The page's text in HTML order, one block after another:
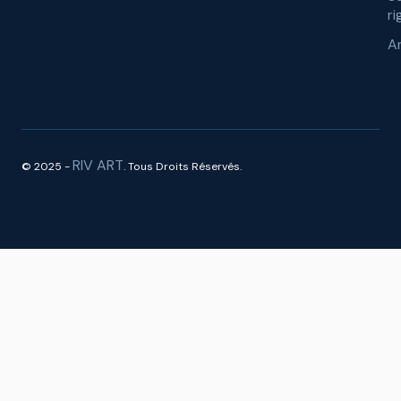
© 2025 -RIV ART. Tous Droits Réservés.